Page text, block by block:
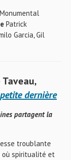
Patrick
Garcia, Gil
dernière
partagent la
troublante
où spiritualité et